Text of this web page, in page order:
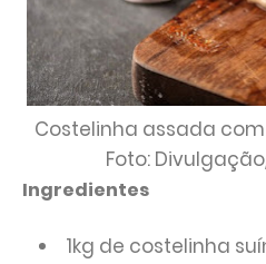
Costelinha assada
Foto:
Ingredientes
1kg de costelinha